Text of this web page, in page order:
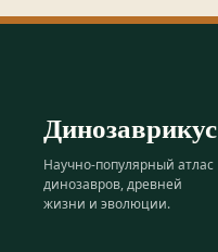
Динозаврикус
Научно-популярный атлас
динозавров, древней
жизни и эволюции.